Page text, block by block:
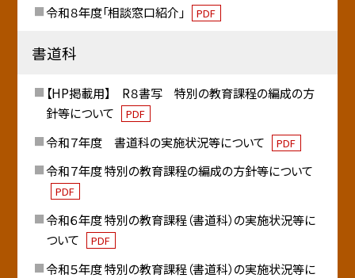
令和８年度「相談窓口紹介」 PDF
書道科
【HP掲載用】 R８書写 特別の教育課程の編成の方
針等について
PDF
令和７年度 書道科の実施状況等について PDF
令和７年度 特別の教育課程の編成の方針等について
PDF
令和６年度 特別の教育課程（書道科）の実施状況等に
ついて
PDF
令和５年度 特別の教育課程（書道科）の実施状況等に